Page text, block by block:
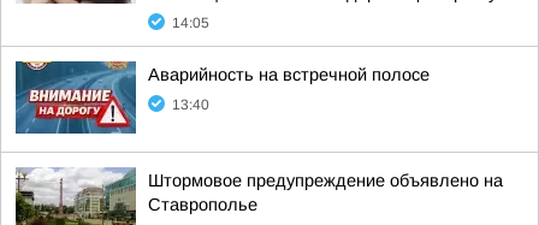
14:05
Аварийность на встречной полосе
13:40
Штормовое предупреждение объявлено на
Ставрополье